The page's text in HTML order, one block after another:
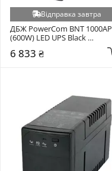
Відправка завтра
ДБЖ PowerCom BNT 1000AP
(600W) LED UPS Black
6 833 ₴